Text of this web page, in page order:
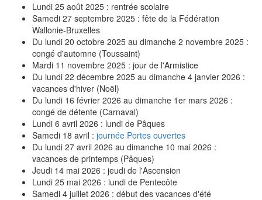
Lundi 25 août 2025 : rentrée scolaire
Samedi 27 septembre 2025 : fête de la Fédération
Wallonie-Bruxelles
Du lundi 20 octobre 2025 au dimanche 2 novembre 2025 :
congé d'automne (Toussaint)
Mardi 11 novembre 2025 : jour de l'Armistice
Du lundi 22 décembre 2025 au dimanche 4 janvier 2026 :
vacances d'hiver (Noël)
Du lundi 16 février 2026 au dimanche 1er mars 2026 :
congé de détente (Carnaval)
Lundi 6 avril 2026 : lundi de Pâques
Samedi 18 avril : journée Portes ouvertes
Du lundi 27 avril 2026 au dimanche 10 mai 2026 :
vacances de printemps (Pâques)
Jeudi 14 mai 2026 : jeudi de l'Ascension
Lundi 25 mai 2026 : lundi de Pentecôte
Samedi 4 juillet 2026 : début des vacances d'été